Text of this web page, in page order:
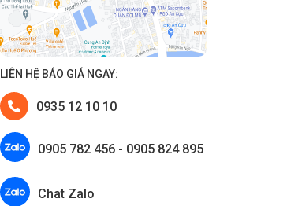
LIÊN HỆ BÁO GIÁ NGAY:
0935 12 10 10
0905 782 456 - 0905 824 895
Chat Zalo